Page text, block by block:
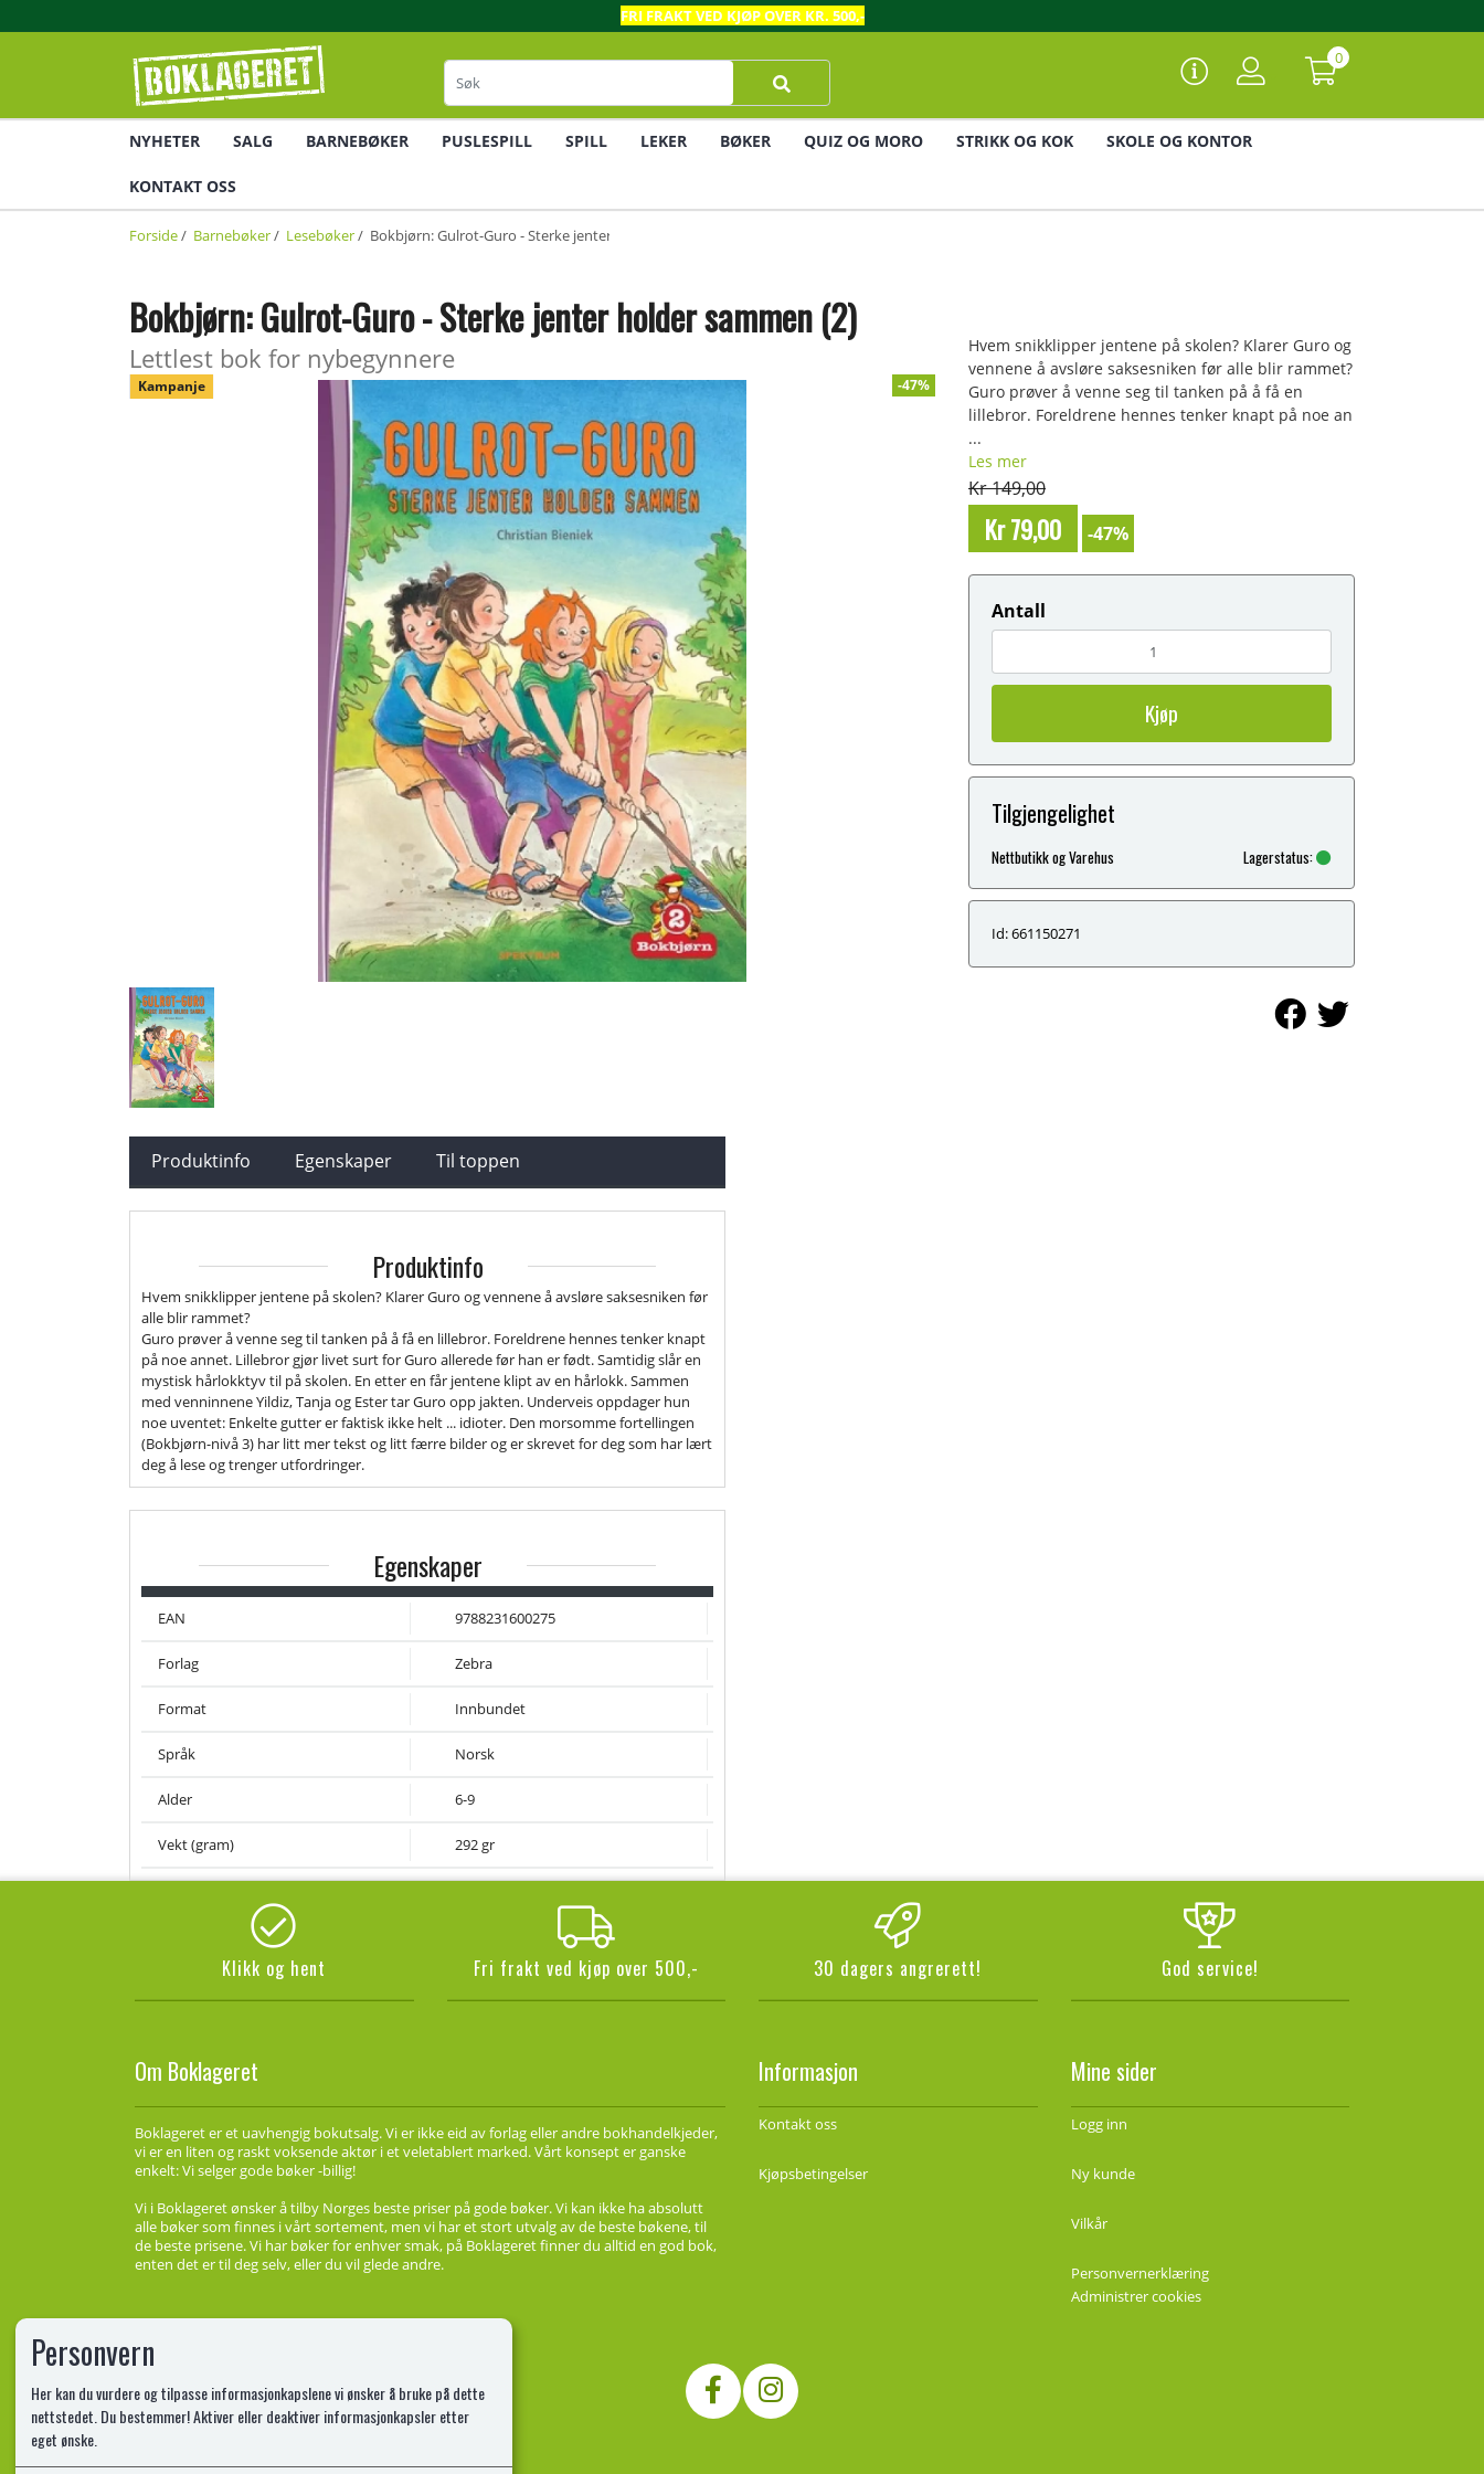
FRI FRAKT VED KJØP OVER KR. 500,-
0
NYHETER SALG BARNEBØKER PUSLESPILL SPILL LEKER BØKER QUIZ OG MORO STRIKK OG KOK SKOLE OG KONTOR
KONTAKT OSS
Forside/ Barnebøker/ Lesebøker/ Bokbjørn: Gulrot-Guro - Sterke jenter holder sammen (2)
Bokbjørn: Gulrot-Guro - Sterke jenter holder sammen (2)
Lettlest bok for nybegynnere
Kampanje -47%
Hvem snikklipper jentene på skolen? Klarer Guro og
vennene å avsløre saksesniken før alle blir rammet?
Guro prøver å venne seg til tanken på å få en
lillebror. Foreldrene hennes tenker knapt på noe an
...
Les mer
Kr 149,00
Kr 79,00 -47%
Antall
Kjøp
Tilgjengelighet
Nettbutikk og Varehus Lagerstatus:
Id: 661150271
Produktinfo Egenskaper Til toppen
Produktinfo
Hvem snikklipper jentene på skolen? Klarer Guro og vennene å avsløre saksesniken før
alle blir rammet?
Guro prøver å venne seg til tanken på å få en lillebror. Foreldrene hennes tenker knapt
på noe annet. Lillebror gjør livet surt for Guro allerede før han er født. Samtidig slår en
mystisk hårlokktyv til på skolen. En etter en får jentene klipt av en hårlokk. Sammen
med venninnene Yildiz, Tanja og Ester tar Guro opp jakten. Underveis oppdager hun
noe uventet: Enkelte gutter er faktisk ikke helt ... idioter. Den morsomme fortellingen
(Bokbjørn-nivå 3) har litt mer tekst og litt færre bilder og er skrevet for deg som har lært
deg å lese og trenger utfordringer.
Egenskaper
EAN 9788231600275
Forlag Zebra
Format Innbundet
Språk Norsk
Alder 6-9
Vekt (gram) 292 gr
Klikk og hent Fri frakt ved kjøp over 500,- 30 dagers angrerett! God service!
Om Boklageret
Boklageret er et uavhengig bokutsalg. Vi er ikke eid av forlag eller andre bokhandelkjeder,
vi er en liten og raskt voksende aktør i et veletablert marked. Vårt konsept er ganske
enkelt: Vi selger gode bøker -billig!
Vi i Boklageret ønsker å tilby Norges beste priser på gode bøker. Vi kan ikke ha absolutt
alle bøker som finnes i vårt sortement, men vi har et stort utvalg av de beste bøkene, til
de beste prisene. Vi har bøker for enhver smak, på Boklageret finner du alltid en god bok,
enten det er til deg selv, eller du vil glede andre.
Informasjon
Kontakt oss
Kjøpsbetingelser
Mine sider
Logg inn
Ny kunde
Vilkår
Personvernerklæring
Administrer cookies
Personvern
Her kan du vurdere og tilpasse informasjonkapslene vi ønsker å bruke på dette
nettstedet. Du bestemmer! Aktiver eller deaktiver informasjonkapsler etter
eget ønske.